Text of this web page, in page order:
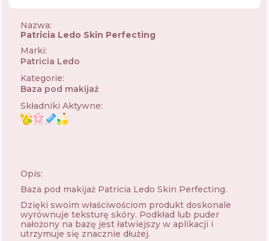
Nazwa:
Patricia Ledo Skin Perfecting
Marki:
Patricia Ledo
Kategorie:
Baza pod makijaż
Składniki Aktywne:
Opis:
Baza pod makijaż Patricia Ledo Skin Perfecting.
Dzięki swoim właściwościom produkt doskonale
wyrównuje teksturę skóry. Podkład lub puder
nałożony na bazę jest łatwiejszy w aplikacji i
utrzymuje się znacznie dłużej.